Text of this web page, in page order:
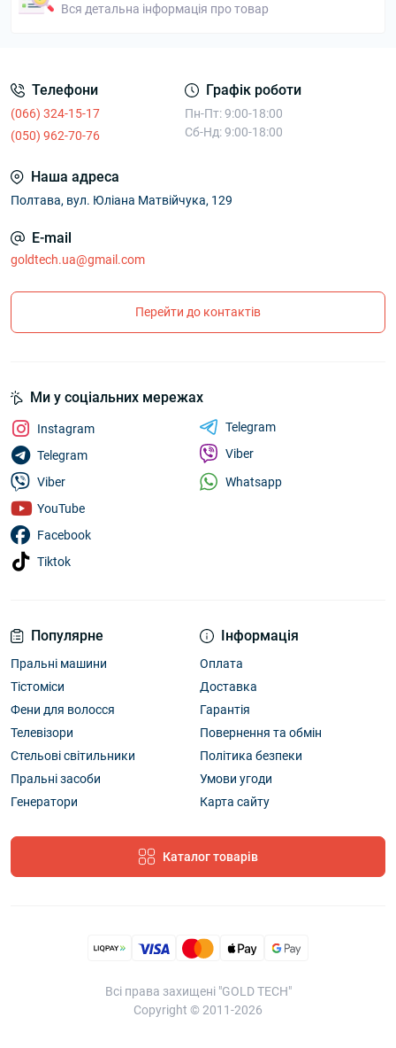
Вся детальна інформація про товар
Телефони
(066) 324-15-17
(050) 962-70-76
Графік роботи
Пн-Пт: 9:00-18:00
Сб-Нд: 9:00-18:00
Наша адреса
Полтава, вул. Юліана Матвійчука, 129
E-mail
goldtech.ua@gmail.com
Перейти до контактів
Популярне
Пральні машини
Тістоміси
Фени для волосся
Телевізори
Стельові світильники
Пральні засоби
Генератори
Інформація
Оплата
Доставка
Гарантія
Повернення та обмін
Політика безпеки
Умови угоди
Карта сайту
Каталог товарів
Ми у соціальних мережах
Instagram
Telegram
Viber
YouTube
Facebook
Tiktok
Telegram
Viber
Whatsapp
Всі права захищені "GOLD TECH"
Copyright © 2011-2026